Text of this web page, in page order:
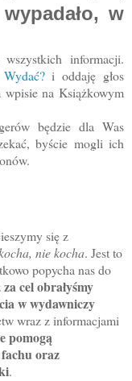
w
informacji.
i oddaję głos
na Książkowym
będzie dla Was
byście mogli ich
się z
nie kocha. Jest to
popycha nas do
za cel obrałyśmy
w wydawniczy
wraz z informacjami
pomogą
oraz
.